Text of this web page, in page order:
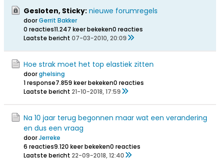
Gesloten, Sticky: nieuwe forumregels
doorGerrit Bakker
0 reacties11.247 keer bekeken0 reacties
Laatste bericht 07-03-2010, 20:09
Hoe strak moet het top elastiek zitten
doorghelsing
1 response7.859 keer bekeken0 reacties
Laatste bericht 21-10-2018, 17:59
Na 10 jaar terug begonnen maar wat een verandering
en dus een vraag
doorJerreke
6 reacties9.120 keer bekeken0 reacties
Laatste bericht 22-09-2018, 12:40